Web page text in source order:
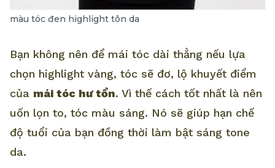
màu tóc đen highlight tôn da
Bạn không nên để mái tóc dài thẳng nếu lựa
chọn highlight vàng, tóc sẽ đơ, lộ khuyết điểm
của mái tóc hư tổn. Vì thế cách tốt nhất là nên
uốn lọn to, tóc màu sáng. Nó sẽ giúp hạn chế
độ tuổi của bạn đồng thời làm bật sáng tone
da.